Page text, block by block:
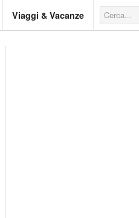
Viaggi & Vacanze